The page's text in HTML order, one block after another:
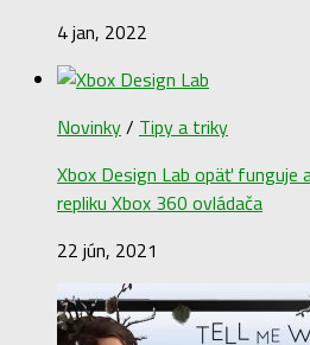
4 jan, 2022
Novinky/ Tipy a triky
Xbox Design Lab opäť funguje
repliku Xbox 360 ovládača
22 jún, 2021